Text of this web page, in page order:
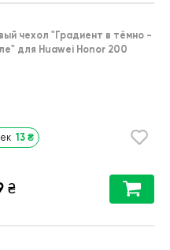
чехол "Градиент в тёмно -
для Huawei Honor 200
13 ₴
₴